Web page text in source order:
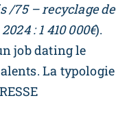
/75 – recyclage de
: 1 410 000€).
job dating le
La typologie